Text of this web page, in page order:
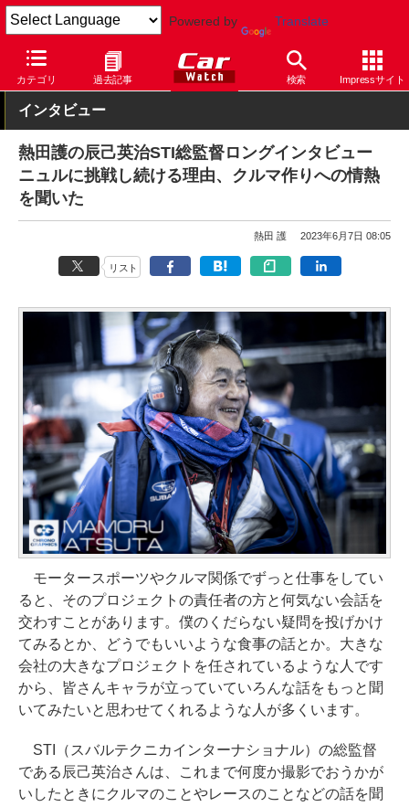
Powered by Translate
カテゴリ 過去記事 検索 Impressサイト
Car Watch モータースポーツ ニュルブルクリンク24時間レース
インタビュー
熱田護の辰己英治STI総監督ロングインタビュー
ニュルに挑戦し続ける理由、クルマ作りへの情熱
を聞いた
熱田 護 2023年6月7日 08:05
リスト
モータースポーツやクルマ関係でずっと仕事をしてい
ると、そのプロジェクトの責任者の方と何気ない会話を
交わすことがあります。僕のくだらない疑問を投げかけ
てみるとか、どうでもいいような食事の話とか。大きな
会社の大きなプロジェクトを任されているような人です
から、皆さんキャラが立っていていろんな話をもっと聞
いてみたいと思わせてくれるような人が多くいます。
STI（スバルテクニカインターナショナル）の総監督
である辰己英治さんは、これまで何度か撮影でおうかが
いしたときにクルマのことやレースのことなどの話を聞